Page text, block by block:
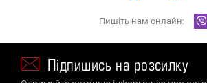
Пишіть нам онлайн:
Підпишись на розсилку